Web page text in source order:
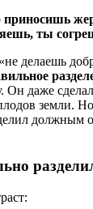
ты
делаешь
даже
земли.
должным